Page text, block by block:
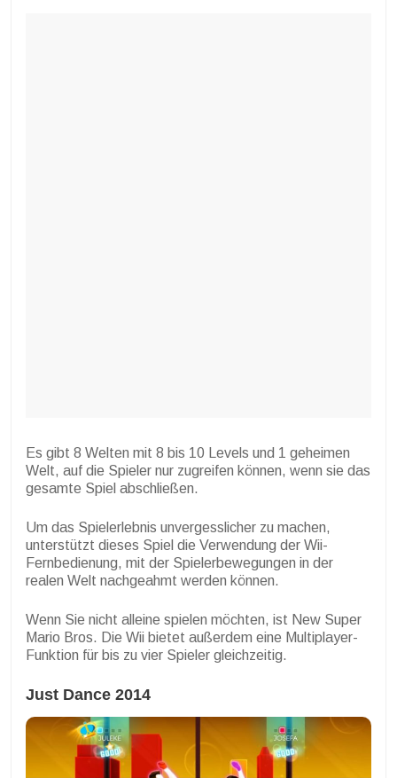
Es gibt 8 Welten mit 8 bis 10 Levels und 1 geheimen
Welt, auf die Spieler nur zugreifen können, wenn sie das
gesamte Spiel abschließen.
Um das Spielerlebnis unvergesslicher zu machen,
unterstützt dieses Spiel die Verwendung der Wii-
Fernbedienung, mit der Spielerbewegungen in der
realen Welt nachgeahmt werden können.
Wenn Sie nicht alleine spielen möchten, ist New Super
Mario Bros. Die Wii bietet außerdem eine Multiplayer-
Funktion für bis zu vier Spieler gleichzeitig.
Just Dance 2014